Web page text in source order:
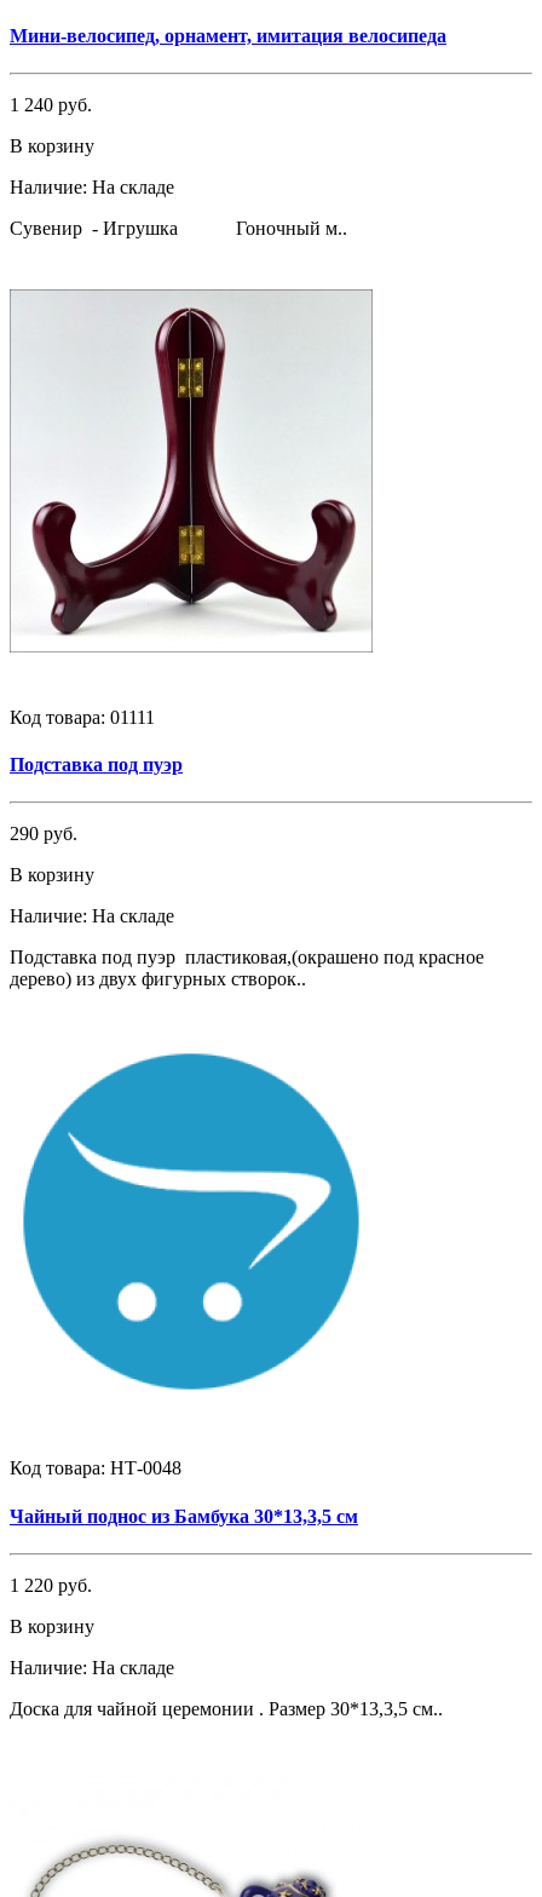
Мини-велосипед, орнамент, имитация велосипеда
1 240 руб.
В корзину
Наличие: На складе
Сувенир - Игрушка Гоночный м..
Код товара: 01111
Подставка под пуэр
290 руб.
В корзину
Наличие: На складе
Подставка под пуэр пластиковая,(окрашено под красное
дерево) из двух фигурных створок..
Код товара: НТ-0048
Чайный поднос из Бамбука 30*13,3,5 см
1 220 руб.
В корзину
Наличие: На складе
Доска для чайной церемонии . Размер 30*13,3,5 см..